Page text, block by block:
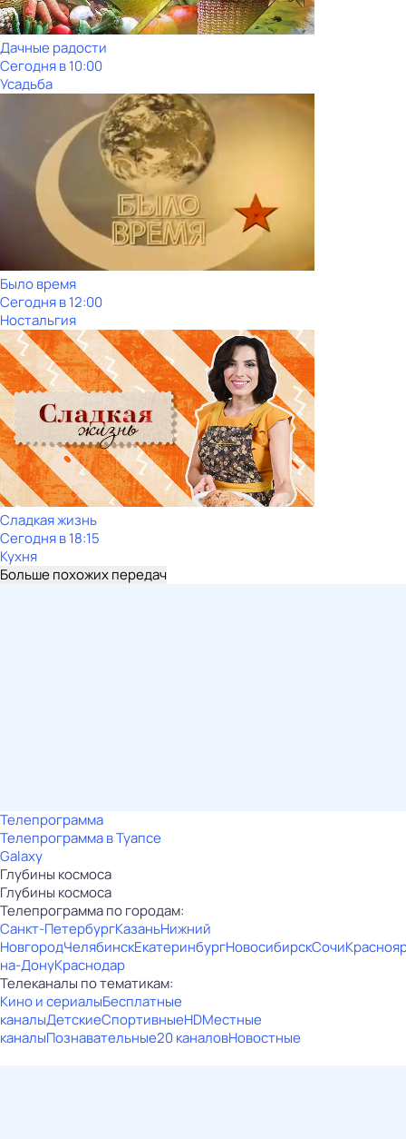
Дачные радости
Сегодня в 10:00
Усадьба
Было время
Сегодня в 12:00
Ностальгия
Сладкая жизнь
Сегодня в 18:15
Кухня
Больше похожих передач
Телепрограмма
Телепрограмма в Туапсе
Galaxy
Глубины космоса
Глубины космоса
Телепрограмма по городам:
Санкт-ПетербургКазаньНижний
НовгородЧелябинскЕкатеринбургНовосибирскСочи
на-ДонуКраснодар
Телеканалы по тематикам:
Кино и сериалыБесплатные
каналыДетскиеСпортивныеHDМестные
каналыПознавательные20 каналовНовостные